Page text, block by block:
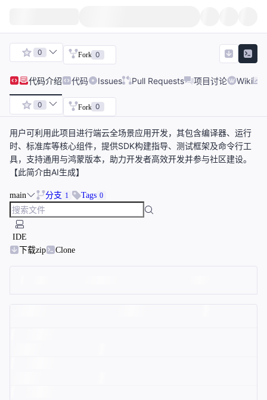
0 Fork 0
代码介绍 代码 Issues Pull Requests 项目讨论 Wiki
0 Fork 0
用户可利用此项目进行端云全场景应用开发，其包含编译器、运行
时、标准库等核心组件，提供SDK构建指导、测试框架及命令行工
具，支持通用与鸿蒙版本，助力开发者高效开发并参与社区建设。
【此简介由AI生成】
main 分支 1 Tags 0
IDE
下载zip
Clone